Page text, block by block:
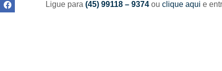
Ligue para (45) 99118 – 9374 ou clique aqui e